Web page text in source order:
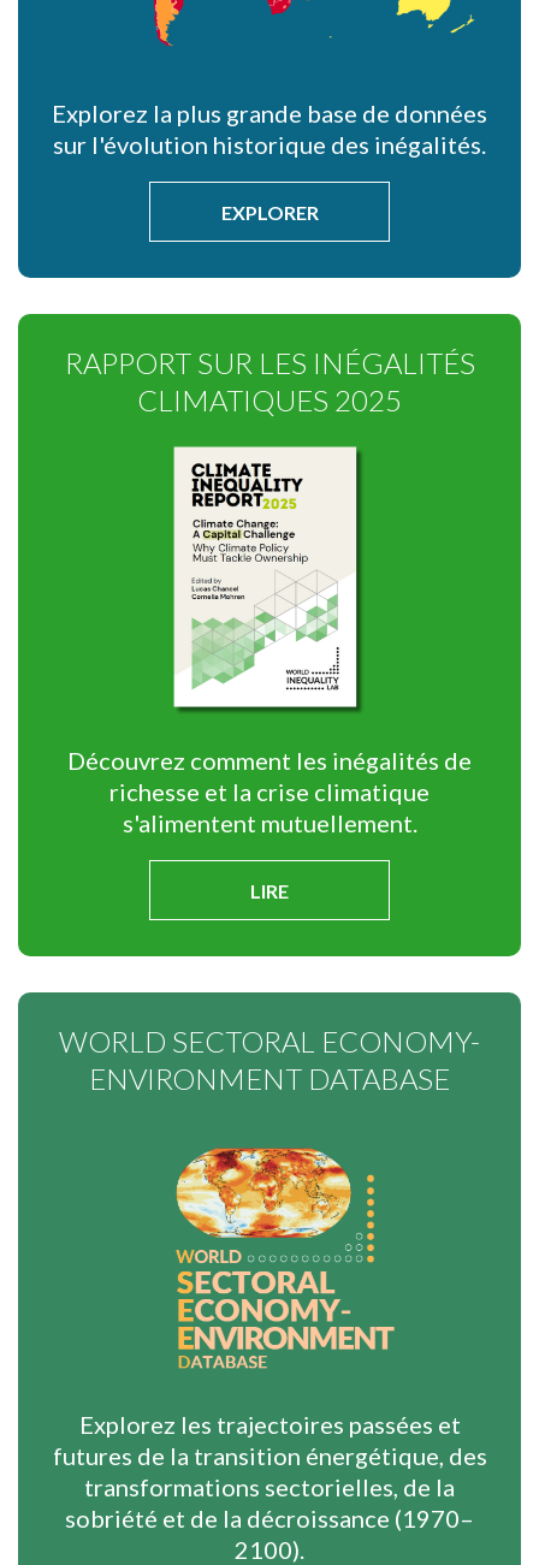
Explorez la plus grande base de données
sur l'évolution historique des inégalités.
EXPLORER
RAPPORT SUR LES INÉGALITÉS
CLIMATIQUES 2025
Découvrez comment les inégalités de
richesse et la crise climatique
s'alimentent mutuellement.
LIRE
WORLD SECTORAL ECONOMY-
ENVIRONMENT DATABASE
Explorez les trajectoires passées et
futures de la transition énergétique, des
transformations sectorielles, de la
sobriété et de la décroissance (1970–
2100).